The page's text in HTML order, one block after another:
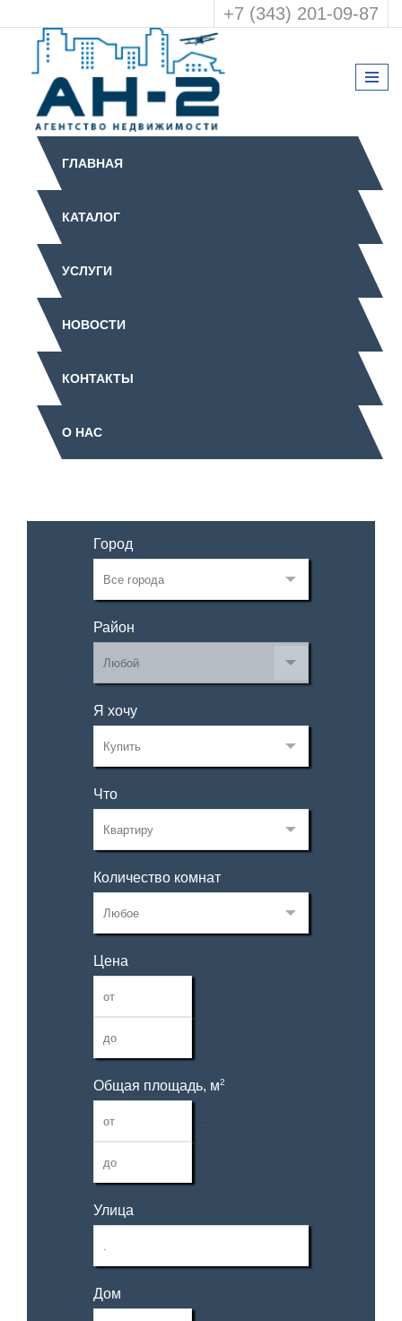
+7 (343) 201-09-87
ГЛАВНАЯ
КАТАЛОГ
УСЛУГИ
НОВОСТИ
КОНТАКТЫ
О НАС
Город
Район
Я хочу
Что
Количество комнат
Цена
—
Общая площадь, м2
—
Улица
Дом